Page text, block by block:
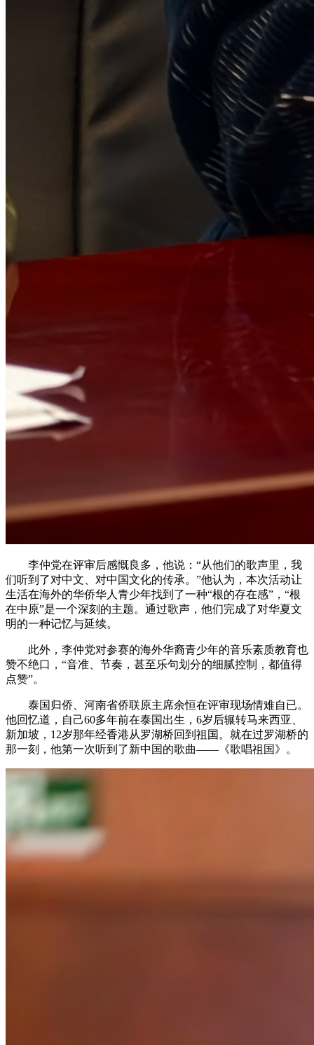
李仲党在评审后感慨良多，他说：“从他们的歌声里，我
们听到了对中文、对中国文化的传承。”他认为，本次活动让
生活在海外的华侨华人青少年找到了一种“根的存在感”，“根
在中原”是一个深刻的主题。通过歌声，他们完成了对华夏文
明的一种记忆与延续。
此外，李仲党对参赛的海外华裔青少年的音乐素质教育也
赞不绝口，“音准、节奏，甚至乐句划分的细腻控制，都值得
点赞”。
泰国归侨、河南省侨联原主席余恒在评审现场情难自已。
他回忆道，自己60多年前在泰国出生，6岁后辗转马来西亚、
新加坡，12岁那年经香港从罗湖桥回到祖国。就在过罗湖桥的
那一刻，他第一次听到了新中国的歌曲——《歌唱祖国》。